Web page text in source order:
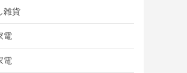
雑貨
電
電